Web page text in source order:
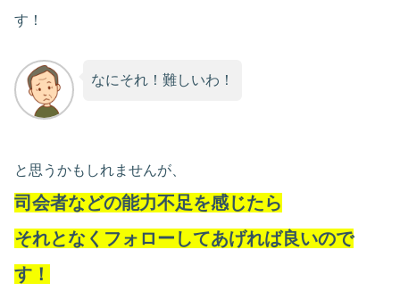
す！
なにそれ！難しいわ！
と思うかもしれませんが、
司会者などの能力不足を感じたら
それとなくフォローしてあげれば良いので
す！